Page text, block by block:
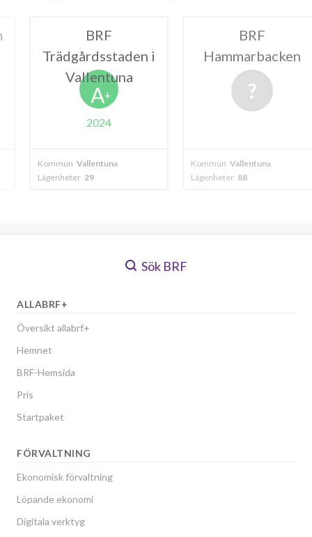
i
Hammarbacken
Kommun Kommun
Sök BRF
ALLABRF+
Översikt allabrf+
Hemnet
BRF-Hemsida
Pris
Startpaket
FÖRVALTNING
Ekonomisk förvaltning
Löpande ekonomi
Digitala verktyg